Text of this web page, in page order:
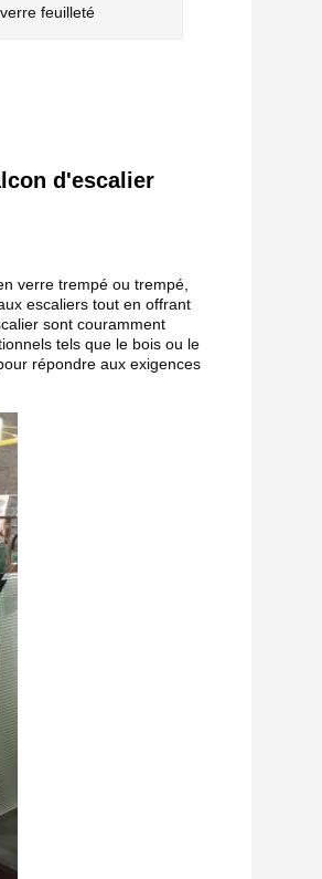
feuilleté
d'escalier
verre trempé ou trempé,
escaliers tout en offrant
sont couramment
tels que le bois ou le
répondre aux exigences